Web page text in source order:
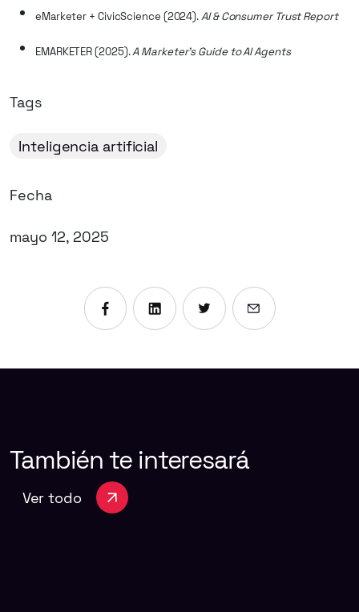
eMarketer + CivicScience (2024).AI & Consumer Trust Report
EMARKETER (2025).A Marketer’s Guide to AI Agents
Tags
Inteligencia artificial
Fecha
mayo 12, 2025
Compartir en Facebook
Compartir en Linkedin
Compartir en X
Enviar por
También te interesará
Ver todo